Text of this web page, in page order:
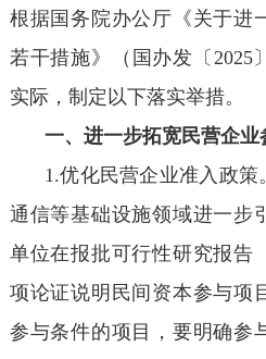
根据国务院办公厅《关于进
若干措施》（国办发〔2025
实际，制定以下落实举措。
一、进一步拓宽民营企业
1.优化民营企业准入政策
通信等基础设施领域进一步
单位在报批可行性研究报告
项论证说明民间资本参与项
参与条件的项目，要明确参